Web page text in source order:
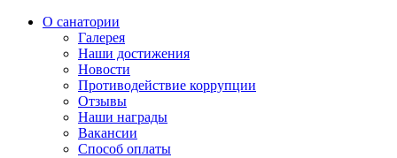
О санатории
Галерея
Наши достижения
Новости
Противодействие коррупции
Отзывы
Наши награды
Вакансии
Способ оплаты